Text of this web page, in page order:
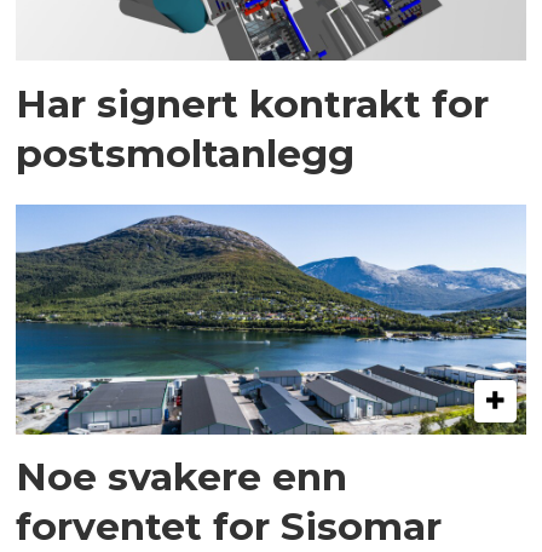
Har signert kontrakt for
postsmoltanlegg
Noe svakere enn
forventet for Sisomar